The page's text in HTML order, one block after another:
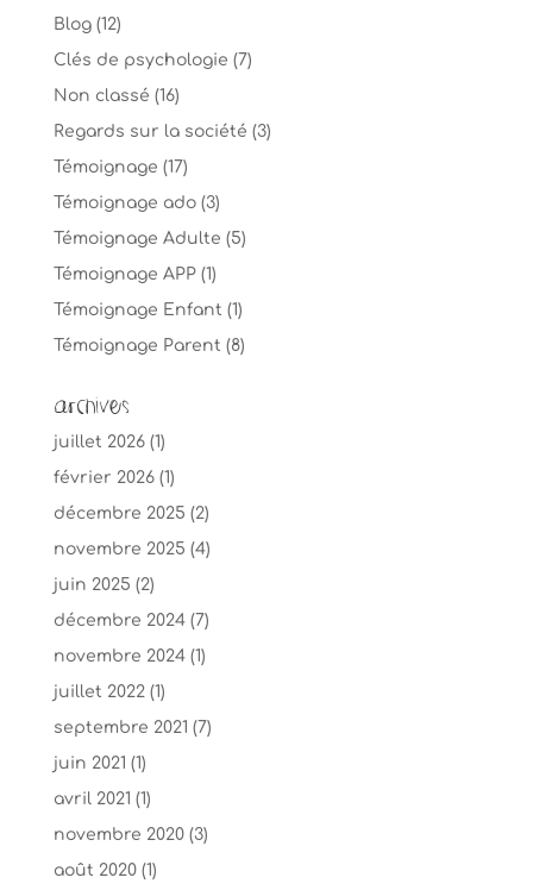
Blog(12)
Clés de psychologie (7)
Non classé (16)
Regards sur la société (3)
Témoignage (17)
Témoignage ado(3)
Témoignage Adulte (5)
Témoignage APP(1)
Témoignage Enfant (1)
Témoignage Parent (8)
Archives
juillet 2026(1)
février 2026(1)
décembre 2025 (2)
novembre 2025 (4)
juin 2025 (2)
décembre 2024(7)
novembre 2024(1)
juillet 2022(1)
septembre 2021 (7)
juin 2021 (1)
avril 2021 (1)
novembre 2020(3)
août 2020(1)